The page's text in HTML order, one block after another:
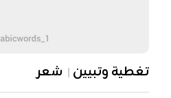
تغطية وتبيين شعر